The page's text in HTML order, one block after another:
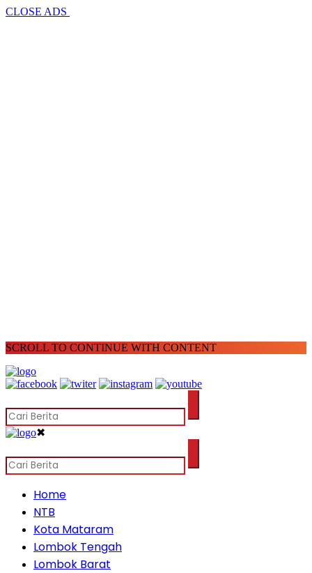
CLOSE ADS
SCROLL TO CONTINUE WITH CONTENT
✖
Home
NTB
Kota Mataram
Lombok Tengah
Lombok Barat